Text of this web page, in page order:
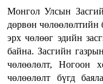
Монгол Улсын
дөрвөн чөлөөлөлтийн
эрх чөлөөг эдийн
байна. Засгийн
чөлөөлөлт, Ногоон
чөлөөлөлт бүгд